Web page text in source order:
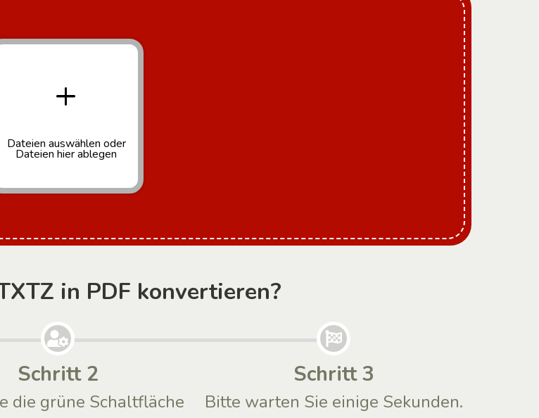
+
Dateien auswählen oder
Dateien hier ablegen
in PDF konvertieren?
Schritt 2
die grüne Schaltfläche
Schritt 3
Bitte warten Sie einige Sekunden.